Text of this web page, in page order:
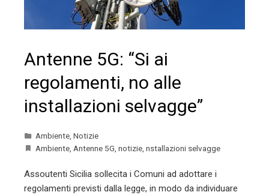
Antenne 5G: “Si ai
regolamenti, no alle
installazioni selvagge”
Ambiente, Notizie
Ambiente, Antenne 5G, notizie, nstallazioni selvagge
Assoutenti Sicilia sollecita i Comuni ad adottare i
regolamenti previsti dalla legge, in modo da individuare